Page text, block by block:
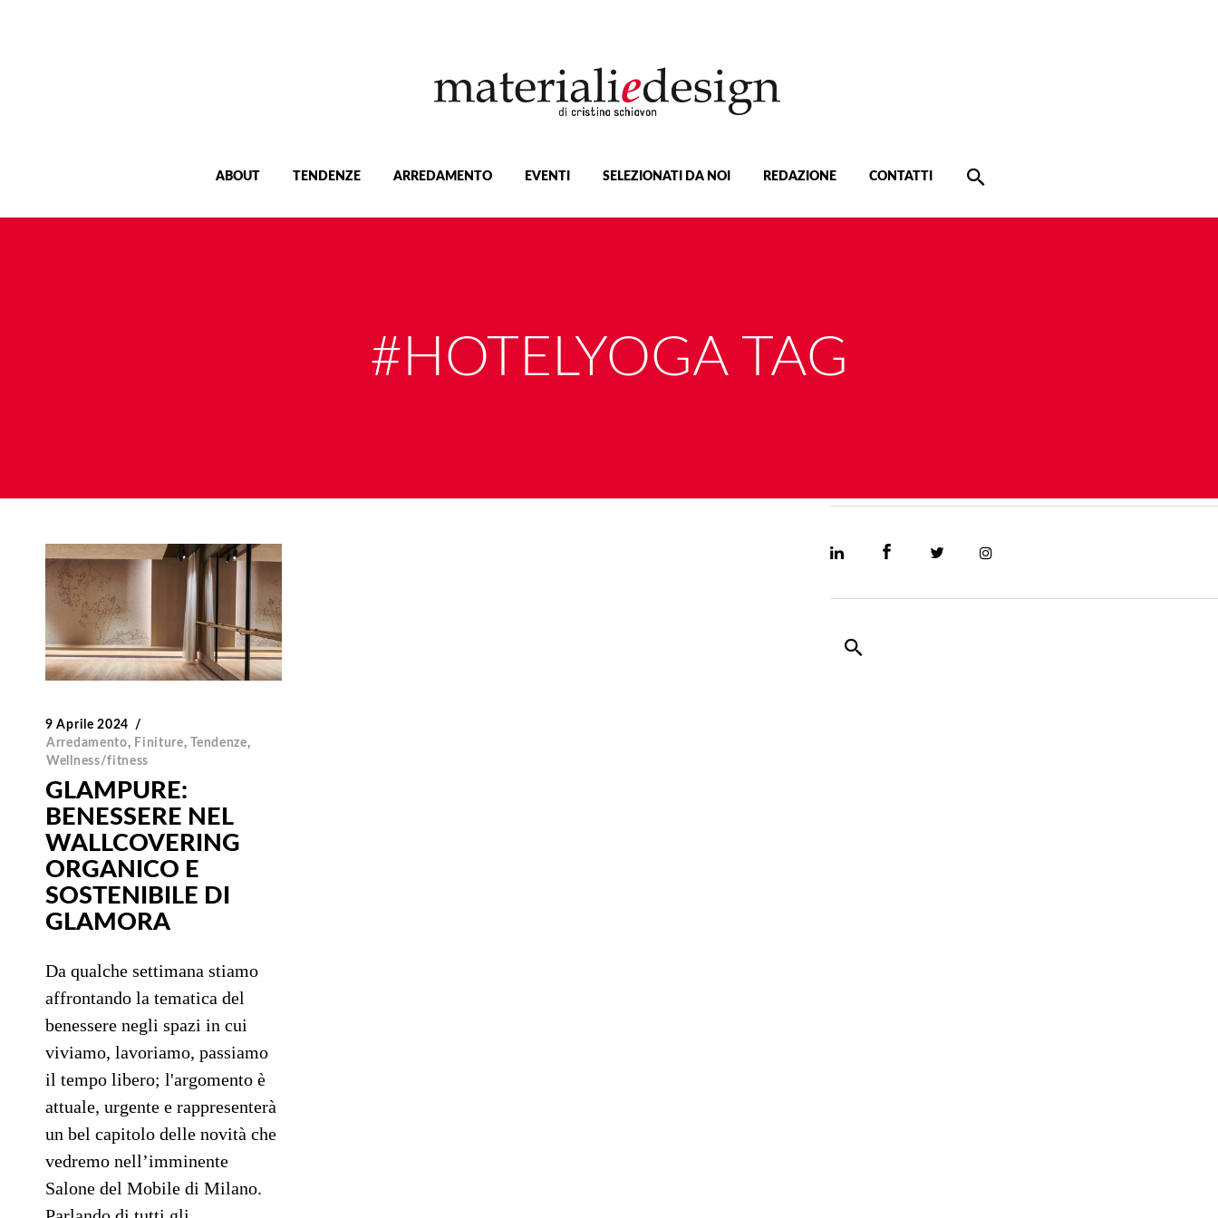
ABOUT TENDENZE ARREDAMENTO EVENTI SELEZIONATI DA NOI REDAZIONE CONTATTI
#HOTELYOGA TAG
9 Aprile 2024
Arredamento, Finiture, Tendenze,
Wellness/fitness
GLAMPURE:
BENESSERE NEL
WALLCOVERING
ORGANICO E
SOSTENIBILE DI
GLAMORA
Da qualche settimana stiamo
affrontando la tematica del
benessere negli spazi in cui
viviamo, lavoriamo, passiamo
il tempo libero; l'argomento è
attuale, urgente e rappresenterà
un bel capitolo delle novità che
vedremo nell’imminente
Salone del Mobile di Milano.